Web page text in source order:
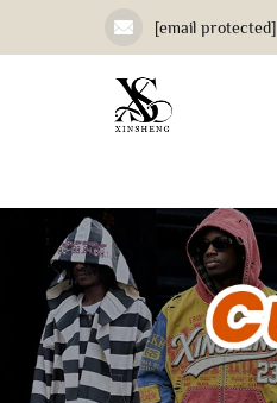
[email protected]